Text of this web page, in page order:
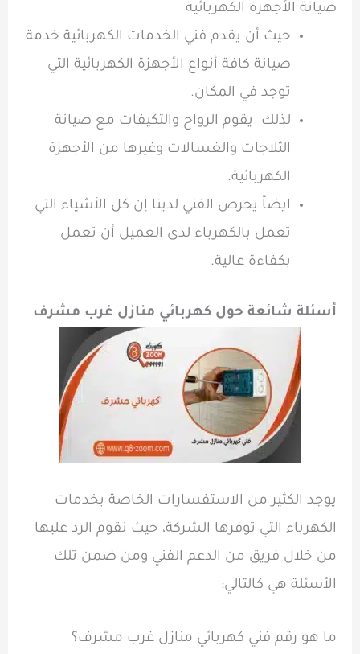
صيانة الأجهزة الكهربائية
حيث أن يقدم فني الخدمات الكهربائية خدمة
صيانة كافة أنواع الأجهزة الكهربائية التي
توجد في المكان.
لذلك يقوم الرواح والتكيفات مع صيانة
الثلاجات والغسالات وغيرها من الأجهزة
الكهربائية.
ايضاً يحرص الفني لدينا إن كل الأشياء التي
تعمل بالكهرباء لدى العميل أن تعمل
بكفاءة عالية.
أسئلة شائعة حول كهربائي منازل غرب مشرف
يوجد الكثير من الاستفسارات الخاصة بخدمات
الكهرباء التي توفرها الشركة، حيث نقوم الرد عليها
من خلال فريق من الدعم الفني ومن ضمن تلك
الأسئلة هي كالتالي:
ما هو رقم فني كهربائي منازل غرب مشرف؟